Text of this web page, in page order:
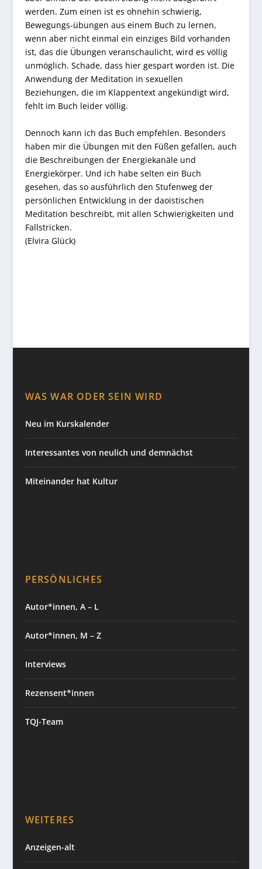
werden. Zum einen ist es ohnehin schwierig,
Bewegungs-übungen aus einem Buch zu lernen,
wenn aber nicht einmal ein einziges Bild vorhanden
ist, das die Übungen veranschaulicht, wird es völlig
unmöglich. Schade, dass hier gespart worden ist. Die
Anwendung der Meditation in sexuellen
Beziehungen, die im Klappentext angekündigt wird,
fehlt im Buch leider völlig.
Dennoch kann ich das Buch empfehlen. Besonders
haben mir die Übungen mit den Füßen gefallen, auch
die Beschreibungen der Energiekanäle und
Energiekörper. Und ich habe selten ein Buch
gesehen, das so ausführlich den Stufenweg der
persönlichen Entwicklung in der daoistischen
Meditation beschreibt, mit allen Schwierigkeiten und
Fallstricken.
(Elvira Glück)
WAS WAR ODER SEIN WIRD
Neu im Kurskalender
Interessantes von neulich und demnächst
Miteinander hat Kultur
PERSÖNLICHES
Autor*innen, A – L
Autor*innen, M – Z
Interviews
Rezensent*innen
TQJ-Team
WEITERES
Anzeigen-alt